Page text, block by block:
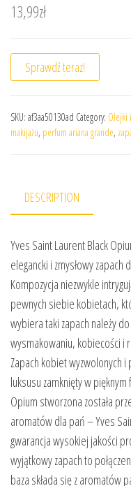
13,99zł
Sprawdź teraz!
SKU: af3aa50130ad Category: Olejki
makijażu, perfum ariana grande,
DESCRIPTION
Yves Saint Laurent Black
elegancki i zmysłowy
Kompozycja niezwykle
pewnych siebie kobietach,
wybiera taki zapach należy
wysmakowaniu, kobiecości i
Zapach kobiet wyzwolonych
luksusu zamknięty w
Opium stworzona została
aromatów dla pań – Yves
gwarancja wysokiej jakości
wyjątkowy zapach to
baza składa się z aromatów